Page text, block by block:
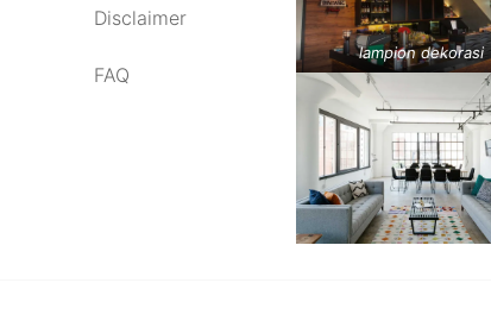
Disclaimer
FAQ
lampion dekorasi